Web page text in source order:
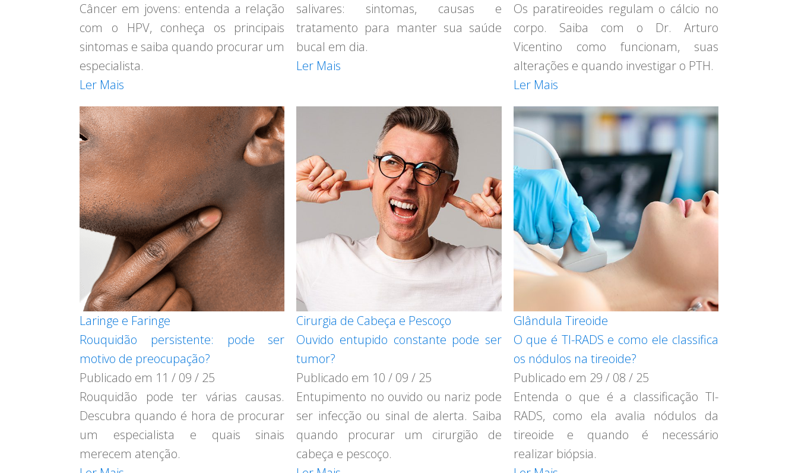
Câncer em jovens: entenda a relação
com o HPV, conheça os principais
sintomas e saiba quando procurar um
especialista.
Ler Mais
salivares: sintomas, causas e
tratamento para manter sua saúde
bucal em dia.
Ler Mais
Os paratireoides regulam o cálcio no
corpo. Saiba com o Dr. Arturo
Vicentino como funcionam, suas
alterações e quando investigar o PTH.
Ler Mais
Laringe e Faringe
Rouquidão persistente: pode ser
motivo de preocupação?
Publicado em 11 / 09 / 25
Rouquidão pode ter várias causas.
Descubra quando é hora de procurar
um especialista e quais sinais
merecem atenção.
Cirurgia de Cabeça e Pescoço
Ouvido entupido constante pode ser
tumor?
Publicado em 10 / 09 / 25
Entupimento no ouvido ou nariz pode
ser infecção ou sinal de alerta. Saiba
quando procurar um cirurgião de
cabeça e pescoço.
Glândula Tireoide
O que é TI-RADS e como ele classifica
os nódulos na tireoide?
Publicado em 29 / 08 / 25
Entenda o que é a classificação TI-
RADS, como ela avalia nódulos da
tireoide e quando é necessário
realizar biópsia.